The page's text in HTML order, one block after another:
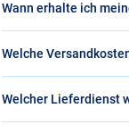
Wann erhalte ich
Lieferfrist richtet sich
Lieferfrist von 2 bis 4
jedoch auch Deals mit
Welche
Deutschland und
Regel. Für schwere
Welcher Lieferdienst